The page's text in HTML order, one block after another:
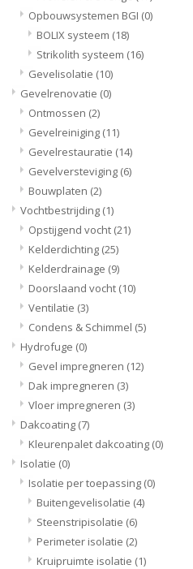
Opbouwsystemen BGI (0)
BOLIX systeem (18)
Strikolith systeem (16)
Gevelisolatie (10)
Gevelrenovatie (0)
Ontmossen (2)
Gevelreiniging (11)
Gevelrestauratie (14)
Gevelversteviging (6)
Bouwplaten (2)
Vochtbestrijding (1)
Opstijgend vocht (21)
Kelderdichting (25)
Kelderdrainage (9)
Doorslaand vocht (10)
Ventilatie (3)
Condens & Schimmel (5)
Hydrofuge (0)
Gevel impregneren (12)
Dak impregneren (3)
Vloer impregneren (3)
Dakcoating (7)
Kleurenpalet dakcoating (0)
Isolatie (0)
Isolatie per toepassing (0)
Buitengevelisolatie (4)
Steenstripisolatie (6)
Perimeter isolatie (2)
Kruipruimte isolatie (1)